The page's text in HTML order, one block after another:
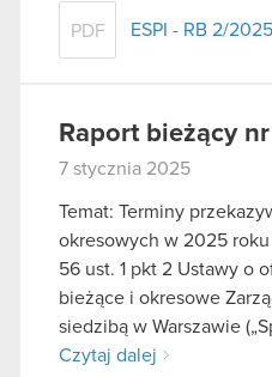
PDF ESPI - RB 2/2025
Raport bieżący
7 stycznia 2025
Temat: Terminy
okresowych w 2025
56 ust. 1 pkt 2 Ustawy o
bieżące i okresowe
siedzibą w Warszawie
Czytaj dalej